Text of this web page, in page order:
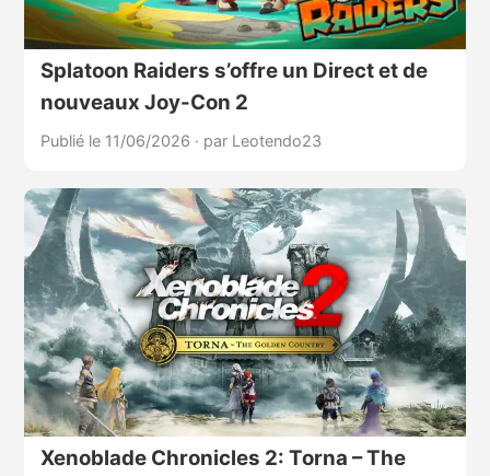
Splatoon Raiders s’offre un Direct et de
nouveaux Joy-Con 2
Publié le 11/06/2026 · par Leotendo23
Xenoblade Chronicles 2: Torna – The